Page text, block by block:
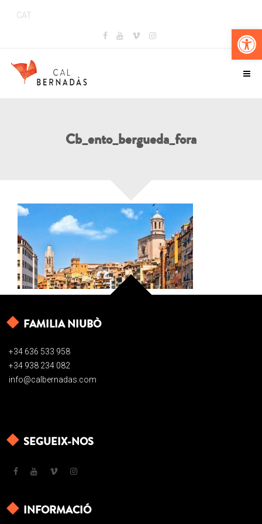
CAT
Cb_ento_bergueda_fora
FAMILIA NIUBÒ
+34 636 533 958
+34 938 234 082
info@calbernadas.com
SEGUEIX-NOS
INFORMACIÓ